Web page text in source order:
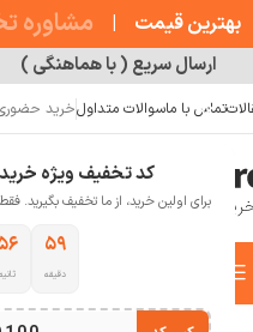
کد تخفیف ویژه خرید
برای اولین خرید، از ما تخفیف بگیرید.
۵۹
دقیقه ثانیه
تماس با ماسوالات متداولخرید
خانه تمیز کننده هوا
بهترین قیمت | مشاوره
ارسال سریع ( با هماهنگی )